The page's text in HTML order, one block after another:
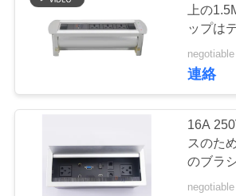
会議の席の出
上の
ップは
取付け
トにモ
連絡
16A
スのた
のブラ